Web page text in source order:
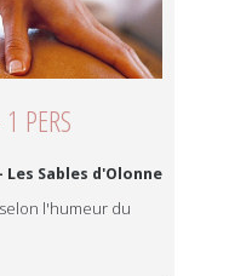
PERS
Les Sables d'Olonne
l'humeur du